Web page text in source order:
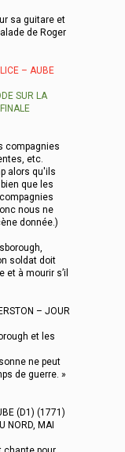
sa guitare et
de Roger
– AUBE
SUR LA
compagnies
etc.
alors qu'ils
que les
nous ne
donnée.)
soldat doit
et à mourir s’il
– JOUR
et les
ne peut
de guerre. »
(D1) (1771)
NORD, MAI